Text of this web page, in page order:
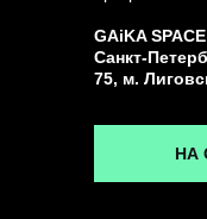
GAiKA SPACE
Санкт-
75, м.
НА
ГЕНЕРАЛЬНЫЙ